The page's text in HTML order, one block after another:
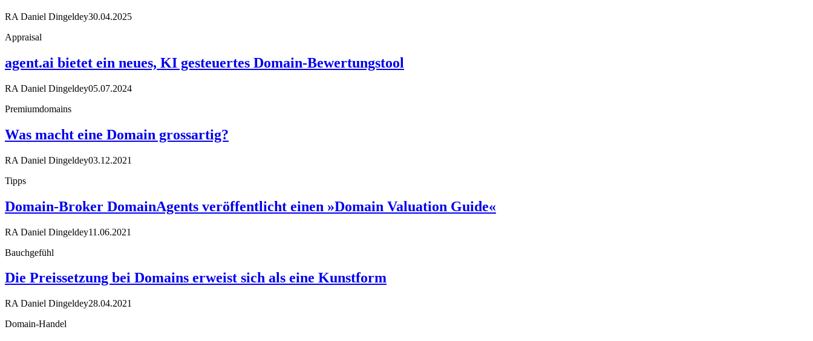
RA Daniel Dingeldey30.04.2025
Appraisal
agent.ai bietet ein neues, KI gesteuertes Domain-Bewertungstool
RA Daniel Dingeldey05.07.2024
Premiumdomains
Was macht eine Domain grossartig?
RA Daniel Dingeldey03.12.2021
Tipps
Domain-Broker DomainAgents veröffentlicht einen »Domain Valuation Guide«
RA Daniel Dingeldey11.06.2021
Bauchgefühl
Die Preissetzung bei Domains erweist sich als eine Kunstform
RA Daniel Dingeldey28.04.2021
Domain-Handel